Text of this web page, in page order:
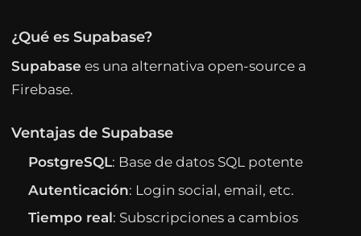
¿Qué es Supabase?
Supabase es una alternativa open-source a
Firebase.
Ventajas de Supabase
PostgreSQL: Base de datos SQL potente
Autenticación: Login social, email, etc.
Tiempo real: Subscripciones a cambios